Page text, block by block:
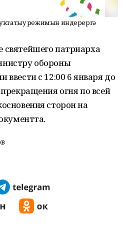
режимын индерергә
патриарха
обороны
ввести с 12:00 6 января до
огня по всей
сторон на